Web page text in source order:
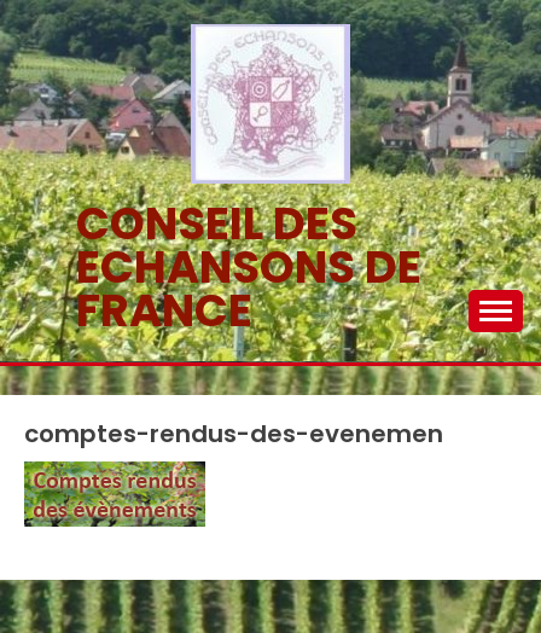
Skip
to
content
CONSEIL DES
ECHANSONS DE
FRANCE
comptes-rendus-des-evenemen